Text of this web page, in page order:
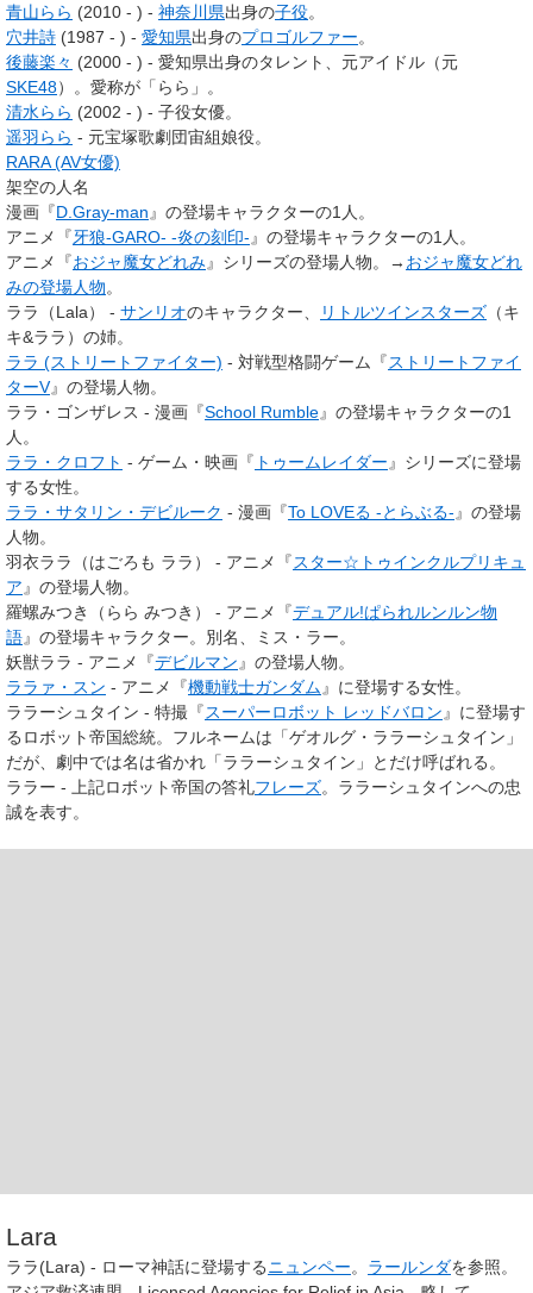
青山らら (2010 - ) - 神奈川県出身の子役。
穴井詩 (1987 - ) - 愛知県出身のプロゴルファー。
後藤楽々 (2000 - ) - 愛知県出身のタレント、元アイドル（元
SKE48）。愛称が「らら」。
清水らら (2002 - ) - 子役女優。
遥羽らら - 元宝塚歌劇団宙組娘役。
RARA (AV女優)
架空の人名
漫画『D.Gray-man 』の登場キャラクターの1人。
アニメ『牙狼-GARO- -炎の刻印- 』の登場キャラクターの1人。
アニメ『おジャ魔女どれみ』シリーズの登場人物。→ おジャ魔女どれ
みの登場人物。
ララ（Lala） - サンリオのキャラクター、 リトルツインスターズ （キ
キ&ララ）の姉。
ララ (ストリートファイター) - 対戦型格闘ゲーム『ストリートファイ
ターV』の登場人物。
ララ・ゴンザレス - 漫画『School Rumble』の登場キャラクターの1
人。
ララ・クロフト - ゲーム・映画『 トゥームレイダー 』シリーズに登場
する女性。
ララ・サタリン・デビルーク - 漫画『To LOVEる -とらぶる- 』の登場
人物。
羽衣ララ（はごろも ララ） - アニメ『スター☆トゥインクルプリキュ
ア 』の登場人物。
羅螺みつき（らら みつき） - アニメ『デュアル!ぱられルンルン物
語』の登場キャラクター。別名、ミス・ラー。
妖獣ララ - アニメ『デビルマン 』の登場人物。
ララァ・スン - アニメ『機動戦士ガンダム 』に登場する女性。
ララーシュタイン - 特撮『スーパーロボット レッドバロン 』に登場す
るロボット帝国総統。フルネームは「ゲオルグ・ララーシュタイン」
だが、劇中では名は省かれ「ララーシュタイン」とだけ呼ばれる。
ララー - 上記ロボット帝国の答礼フレーズ。ララーシュタインへの忠
誠を表す。
Lara
ララ(Lara) - ローマ神話に登場するニュンペー。 ラールンダを参照。